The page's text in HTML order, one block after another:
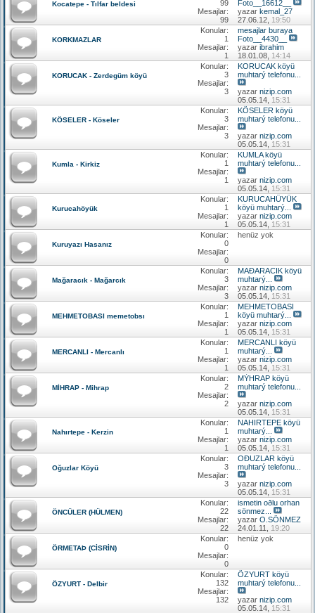
Kocatepe - Tılfar beldesi
99
Mesajlar:
99
Foto__16612__
yazar kemal_27
27.06.12, 19:50
KORKMAZLAR
Konular:
1
Mesajlar:
1
mesajlar buraya
Foto__4430__
yazar ibrahim
18.01.08, 14:14
KORUCAK - Zerdegüm köyü
Konular:
3
Mesajlar:
3
KORUCAK köyü
muhtarý telefonu...
yazar nizip.com
05.05.14, 15:31
KÖSELER - Köseler
Konular:
3
Mesajlar:
3
KÖSELER köyü
muhtarý telefonu...
yazar nizip.com
05.05.14, 15:31
Kumla - Kirkiz
Konular:
1
Mesajlar:
1
KUMLA köyü
muhtarý telefonu...
yazar nizip.com
05.05.14, 15:31
Kurucahöyük
Konular:
1
Mesajlar:
1
KURUCAHÜYÜK
köyü muhtarý...
yazar nizip.com
05.05.14, 15:31
Kuruyazı Hasanız
Konular:
0
Mesajlar:
0
henüz yok
Mağaracık - Mağarcık
Konular:
3
Mesajlar:
3
MAÐARACIK köyü
muhtarý...
yazar nizip.com
05.05.14, 15:31
MEHMETOBASI memetobsı
Konular:
1
Mesajlar:
1
MEHMETOBASI
köyü muhtarý...
yazar nizip.com
05.05.14, 15:31
MERCANLI - Mercanlı
Konular:
1
Mesajlar:
1
MERCANLI köyü
muhtarý...
yazar nizip.com
05.05.14, 15:31
MİHRAP - Mihrap
Konular:
2
Mesajlar:
2
MÝHRAP köyü
muhtarý telefonu...
yazar nizip.com
05.05.14, 15:31
Nahırtepe - Kerzin
Konular:
1
Mesajlar:
1
NAHIRTEPE köyü
muhtarý...
yazar nizip.com
05.05.14, 15:31
Oğuzlar Köyü
Konular:
3
Mesajlar:
3
OÐUZLAR köyü
muhtarý telefonu...
yazar nizip.com
05.05.14, 15:31
ÖNCÜLER (HÜLMEN)
Konular:
22
Mesajlar:
22
ismetin oðlu orhan
sönmez...
yazar O.SÖNMEZ
24.01.11, 19:20
ÖRMETAÞ (CİSRİN)
Konular:
0
Mesajlar:
0
henüz yok
ÖZYURT - Delbir
Konular:
132
Mesajlar:
132
ÖZYURT köyü
muhtarý telefonu...
yazar nizip.com
05.05.14, 15:31